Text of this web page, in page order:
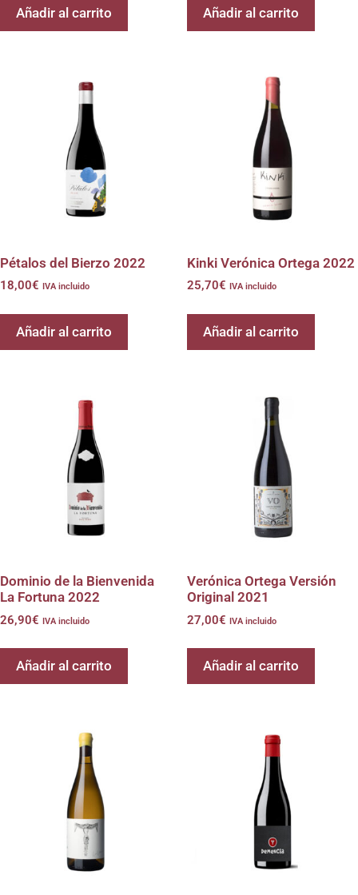
Añadir al carrito Añadir al carrito
Pétalos del Bierzo 2022
18,00€ IVA incluido
Añadir al carrito
Kinki Verónica Ortega 2022
25,70€ IVA incluido
Añadir al carrito
Dominio de la Bienvenida
La Fortuna 2022
26,90€ IVA incluido
Añadir al carrito
Verónica Ortega Versión
Original 2021
27,00€ IVA incluido
Añadir al carrito